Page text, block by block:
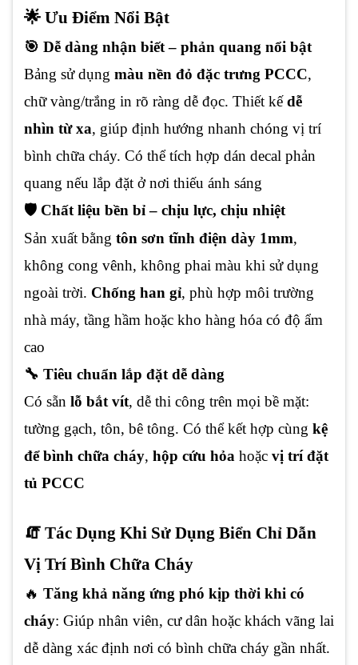
🌟 Ưu Điểm Nổi Bật
🎯 Dễ dàng nhận biết – phản quang nổi bật
Bảng sử dụng màu nền đỏ đặc trưng PCCC,
chữ vàng/trắng in rõ ràng dễ đọc. Thiết kếdễ
nhìn từ xa, giúp định hướng nhanh chóng vị trí
bình chữa cháy. Có thể tích hợp dán decal phản
quang nếu lắp đặt ở nơi thiếu ánh sáng
🛡️ Chất liệu bền bỉ – chịu lực, chịu nhiệt
Sản xuất bằng tôn sơn tĩnh điện dày 1mm,
không cong vênh, không phai màu khi sử dụng
ngoài trời. Chống han gỉ, phù hợp môi trường
nhà máy, tầng hầm hoặc kho hàng hóa có độ ẩm
cao
🔧 Tiêu chuẩn lắp đặt dễ dàng
Có sẵn lỗ bắt vít, dễ thi công trên mọi bề mặt:
tường gạch, tôn, bê tông. Có thể kết hợp cùng kệ
để bình chữa cháy, hộp cứu hỏa hoặc vị trí đặt
tủ PCCC
🧯 Tác Dụng Khi Sử Dụng Biển Chỉ Dẫn
Vị Trí Bình Chữa Cháy
🔥 Tăng khả năng ứng phó kịp thời khi có
cháy: Giúp nhân viên, cư dân hoặc khách vãng lai
dễ dàng xác định nơi có bình chữa cháy gần nhất.